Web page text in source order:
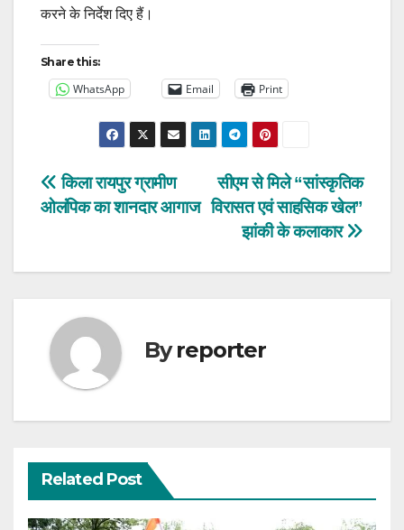
करने के निर्देश दिए हैं।
Share this:
WhatsApp Email Print
Post
सीएम से मिले “सांस्कृतिक
विरासत एवं साहसिक खेल”
झांकी के कलाकार
किला रायपुर ग्रामीण
ओलंपिक का शानदार आगाज
Byreporter
Related Post